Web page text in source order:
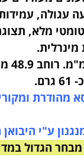
אורך
מהודרת
ע"י
הגדול